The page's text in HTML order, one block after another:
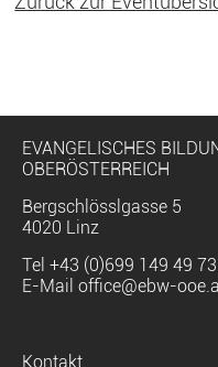
EVANGELISCHES
OBERÖSTERREICH
Bergschlösslgasse 5
4020 Linz
Tel +43 (0)699 149 49
E-Mail office@ebw-
Navigation
Kontakt